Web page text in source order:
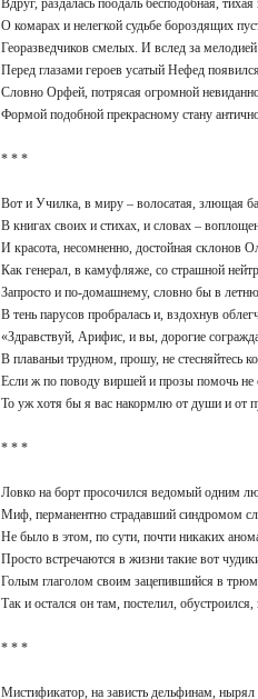
Вдруг, раздалась поодаль бесподобная,
О комарах и нелегкой судьбе бороздящих
Георазведчиков смелых. И вслед за
Перед глазами героев усатый Нефед
Словно Орфей, потрясая огромной
Формой подобной прекрасному стану
* * *
Вот и Училка, в миру – волосатая, злющая
В книгах своих и стихах, и словах –
И красота, несомненно, достойная склонов
Как генерал, в камуфляже, со страшной
Запросто и по-домашнему, словно бы в
В тень парусов пробралась и, вздохнув
«Здравствуй, Арифис, и вы, дорогие
В плаваньи трудном, прошу, не стесняйтесь
Если ж по поводу виршей и прозы помочь
То уж хотя бы я вас накормлю от души и от
* * *
Ловко на борт просочился ведомый одним
Миф, перманентно страдавший синдромом
Не было в этом, по сути, почти никаких
Просто встречаются в жизни такие вот
Голым глаголом своим зацепившийся в
Так и остался он там, постелил,
* * *
Мистификатор, на зависть дельфинам,